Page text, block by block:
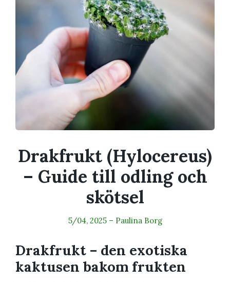
Drakfrukt (Hylocereus)
– Guide till odling och
skötsel
5/04, 2025– Paulina Borg
Drakfrukt – den exotiska
kaktusen bakom frukten